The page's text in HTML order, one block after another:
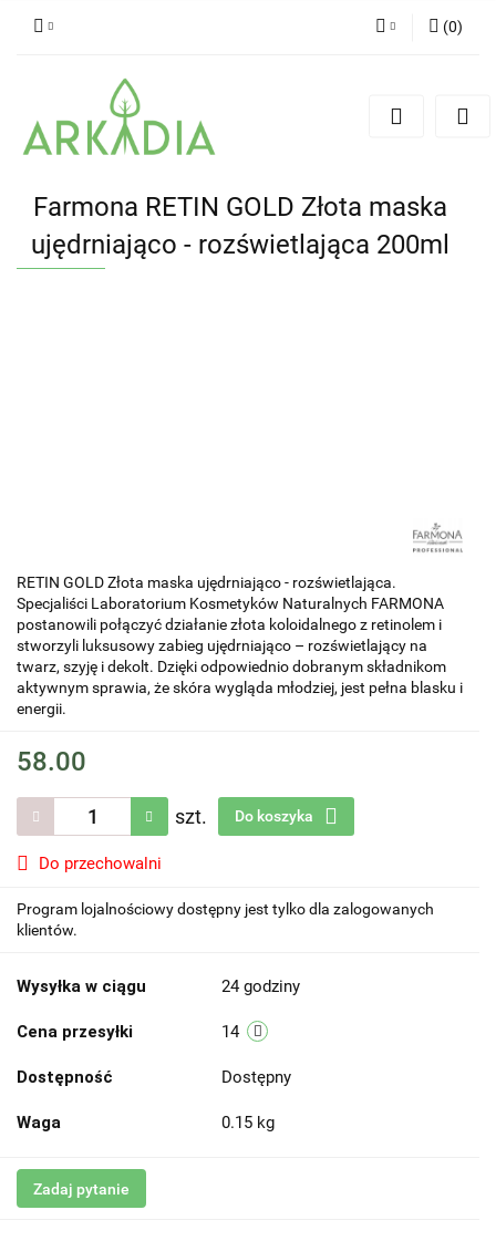
(0)
Farmona RETIN GOLD Złota maska
ujędrniająco - rozświetlająca 200ml
RETIN GOLD Złota maska ujędrniająco - rozświetlająca.
Specjaliści Laboratorium Kosmetyków Naturalnych FARMONA
postanowili połączyć działanie złota koloidalnego z retinolem i
stworzyli luksusowy zabieg ujędrniająco – rozświetlający na
twarz, szyję i dekolt. Dzięki odpowiednio dobranym składnikom
aktywnym sprawia, że skóra wygląda młodziej, jest pełna blasku i
energii.
58.00
szt. Do koszyka
Do przechowalni
Program lojalnościowy dostępny jest tylko dla zalogowanych
klientów.
Wysyłka w ciągu 24 godziny
Cena przesyłki 14
Dostępność Dostępny
Waga 0.15 kg
Zadaj pytanie